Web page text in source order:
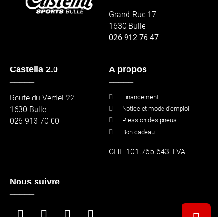
Grand-Rue 17
1630 Bulle
026 912 76 47
Castella 2.0
Route du Verdel 22
1630 Bulle
026 913 70 00
A propos
Financement
Notice et mode d'emploi
Pression des pneus
Bon cadeau
CHE-101.765.643 TVA
Nous suivre